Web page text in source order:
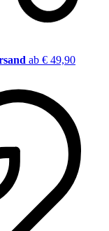
ab € 49,90